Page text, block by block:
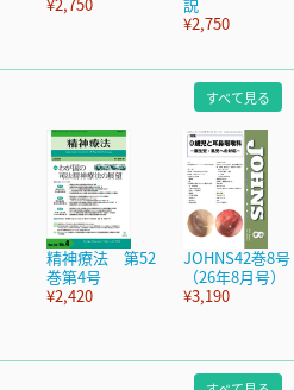
¥2,750
すべて見る
精神療法 第52
巻第4号
¥2,420
JOHNS42巻8号
（26年8月号）
¥3,190